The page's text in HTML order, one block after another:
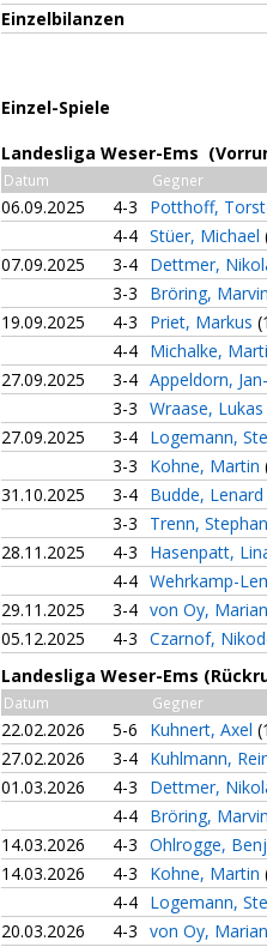
Einzelbilanzen
Einzel-Spiele
Landesliga Weser-Ems
Datum Gegner
06.09.2025 4-3
Potthoff,
4-4 Stüer, Michael
07.09.2025
3-4 Dettmer,
3-3
Bröring,
19.09.2025
4-3 Priet, Markus
4-4 Michalke,
27.09.2025
3-4 Appeldorn,
3-3 Wraase, Lukas
27.09.2025
3-4 Logemann,
3-3
Kohne, Martin
31.10.2025
3-4 Budde, Lenard
3-3
Trenn,
28.11.2025
4-3
Hasenpatt,
4-4 Wehrkamp-
29.11.2025
3-4 von Oy,
05.12.2025
4-3 Czarnof,
Landesliga Weser-Ems
Datum Gegner
22.02.2026 5-6 Kuhnert, Axel
27.02.2026
3-4 Kuhlmann,
01.03.2026
4-3
Dettmer,
4-4 Bröring,
14.03.2026
4-3 Ohlrogge,
14.03.2026
4-3 Kohne, Martin
4-4 Logemann,
20.03.2026
4-3 von Oy,